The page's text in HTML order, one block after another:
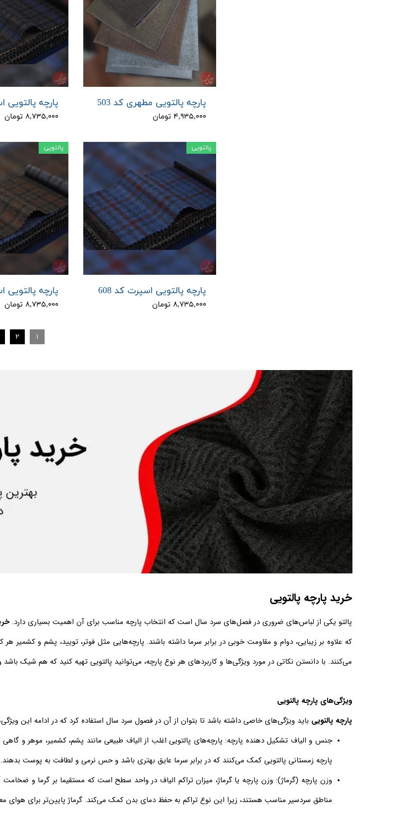
پارچه پالتویی مطهری کد 503
۴,۹۳۵,۰۰۰ تومان
پارچه پالتویی
۸,۷۳۵,۰۰۰ تومان
پارچه پالتویی اسپرت کد 608
۸,۷۳۵,۰۰۰ تومان
پالتویی
پارچه پالتویی
۸,۷۳۵,۰۰۰ تومان
پالتویی
۱ ۲
خرید پارچه پالتویی
پالتو یکی از لباس‌های ضروری در فصل‌های سرد سال است که انتخاب پارچه مناسب برای آن اهمیت بسیاری دارد.
که علاوه بر زیبایی، دوام و مقاومت خوبی در برابر سرما داشته باشند. پارچه‌هایی مثل فوتر، تویید، پشم و
می‌کنند. با دانستن نکاتی در مورد ویژگی‌ها و کاربردهای هر نوع پارچه، می‌توانید پالتویی تهیه کنید که هم شیک
ویژگی‌های پارچه پالتویی
پارچه پالتویی باید ویژگی‌های خاصی داشته باشد تا بتوان از آن در فصول سرد سال استفاده کرد که در ادامه این
جنس و الیاف تشکیل دهنده پارچه: پارچه‌های پالتویی اغلب از الیاف طبیعی مانند پشم، کشمیر، موهر و
پارچه زمستانی پالتویی کمک می‌کنند که در برابر سرما عایق بهتری باشد و حس نرمی و لطافت به پوست بدهند.
وزن پارچه (گرماژ):
مناطق سردسیر مناسب هستند، زیرا این نوع تراکم به حفظ دمای بدن کمک می‌کند. گرماژ پایین‌تر برای هوای